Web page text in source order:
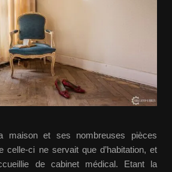
maison et ses nombreuses pièces
celle-ci ne servait que d’habitation, et
de cabinet médical. Etant la